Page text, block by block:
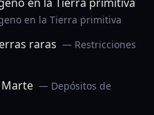
en la Tierra primitiva
raras — Restricciones
— Depósitos de